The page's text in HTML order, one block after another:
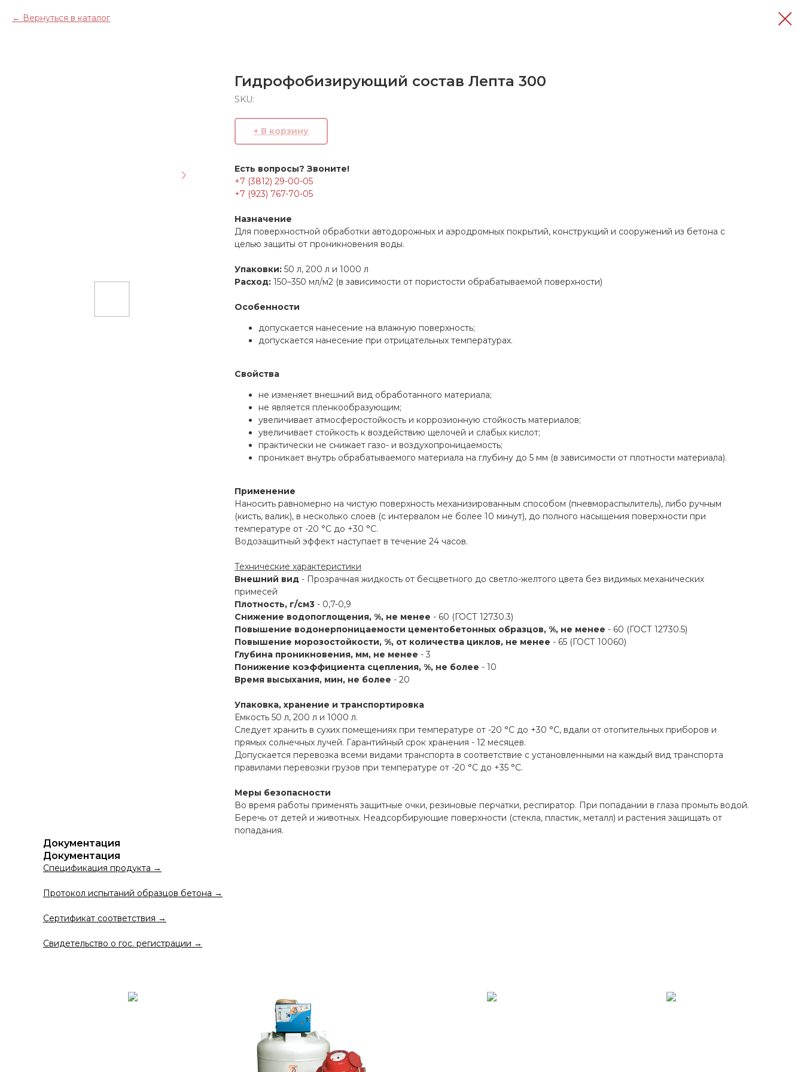
Вернуться в каталог
Гидрофобизирующий состав Лепта 300
SKU:
+ В корзину
Есть вопросы? Звоните!
+7 (3812) 29-00-05
+7 (923) 767-70-05
Назначение
Для поверхностной обработки автодорожных и аэродромных покрытий, конструкций и сооружений из бетона с
целью защиты от проникновения воды.
Упаковки: 50 л, 200 л и 1000 л
Расход: 150–350 мл/м2 (в зависимости от пористости обрабатываемой поверхности)
Особенности
допускается нанесение на влажную поверхность;
допускается нанесение при отрицательных температурах.
Свойства
не изменяет внешний вид обработанного материала;
не является пленкообразующим;
увеличивает атмосферостойкость и коррозионную стойкость материалов;
увеличивает стойкость к воздействию щелочей и слабых кислот;
практически не снижает газо- и воздухопроницаемость;
проникает внутрь обрабатываемого материала на глубину до 5 мм (в зависимости от плотности материала).
Применение
Наносить равномерно на чистую поверхность механизированным способом (пневмораспылитель), либо ручным
(кисть, валик), в несколько слоев (с интервалом не более 10 минут), до полного насыщения поверхности при
температуре от -20 °С до +30 °С.
Водозащитный эффект наступает в течение 24 часов.
Технические характеристики
Внешний вид - Прозрачная жидкость от бесцветного до светло-желтого цвета без видимых механических
примесей
Плотность, г/см3 - 0,7-0,9
Снижение водопоглощения, %, не менее - 60 (ГОСТ 12730.3)
Повышение водонерпоницаемости цементобетонных образцов, %, не менее - 60 (ГОСТ 12730.5)
Повышение морозостойкости, %, от количества циклов, не менее - 65 (ГОСТ 10060)
Глубина проникновения, мм, не менее - 3
Понижение коэффициента сцепления, %, не более - 10
Время высыхания, мин, не более - 20
Упаковка, хранение и транспортировка
Емкость 50 л, 200 л и 1000 л.
Следует хранить в сухих помещениях при температуре от -20 °С до +30 °С, вдали от отопительных приборов и
прямых солнечных лучей. Гарантийный срок хранения - 12 месяцев.
Допускается перевозка всеми видами транспорта в соответствие с установленными на каждый вид транспорта
правилами перевозки грузов при температуре от -20 °С до +35 °С.
Меры безопасности
Во время работы применять защитные очки, резиновые перчатки, респиратор. При попадании в глаза промыть водой.
Беречь от детей и животных. Неадсорбирующие поверхности (стекла, пластик, металл) и растения защищать от
попадания.
Документация
Документация
Спецификация продукта →
Протокол испытаний образцов бетона →
Сертификат соответствия →
Свидетельство о гос. регистрации →